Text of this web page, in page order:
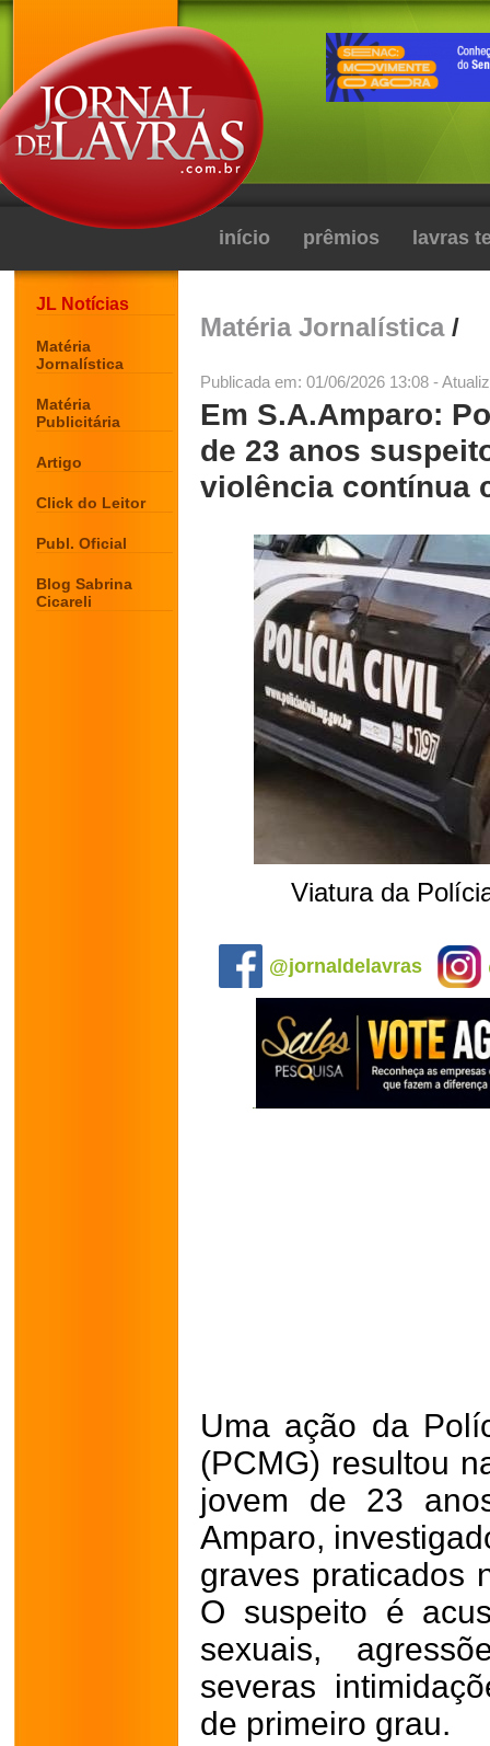
início prêmios lavras
JL Notícias
Matéria
Jornalística
Matéria
Publicitária
Artigo
Click do Leitor
Publ. Oficial
Blog Sabrina
Cicareli
Matéria Jornalística/
Publicada em: 01/06/2026 13:08 -
Em S.A.Amparo:
de 23 anos
violência contínua
Viatura da
@jornaldelavras
Uma ação da
(PCMG) resultou
jovem de 23
Amparo,
graves praticados
O suspeito é
sexuais,
severas
de primeiro grau.